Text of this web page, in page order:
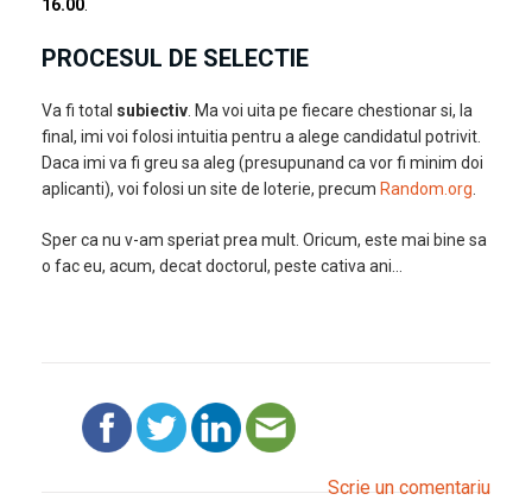
16.00
PROCESUL DE SELECTIE
Va fi total subiectiv . Ma voi uita pe fiecare chestionar si, la
final, imi voi folosi intuitia pentru a alege candidatul potrivit.
Daca imi va fi greu sa aleg (presupunand ca vor fi minim doi
aplicanti), voi folosi un site de loterie, precum Random.org
Sper ca nu v-am speriat prea mult. Oricum, este mai bine sa
o fac eu, acum, decat doctorul, peste cativa ani…
Scrie un comentariu